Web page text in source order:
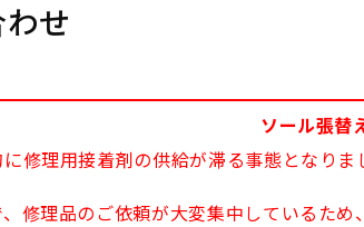
せ
ソール張替
に修理用接着剤の供給が滞る事態となり
、修理品のご依頼が大変集中しているた